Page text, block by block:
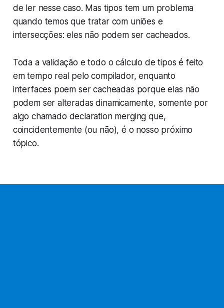
de ler nesse caso. Mas tipos tem um problema
quando temos que tratar com uniões e
intersecções: eles não podem ser cacheados.
Toda a validação e todo o cálculo de tipos é feito
em tempo real pelo compilador, enquanto
interfaces poem ser cacheadas porque elas não
podem ser alteradas dinamicamente, somente por
algo chamado declaration merging que,
coincidentemente (ou não), é o nosso próximo
tópico.